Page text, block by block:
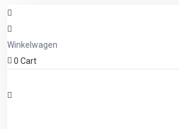
Winkelwagen
0 Cart